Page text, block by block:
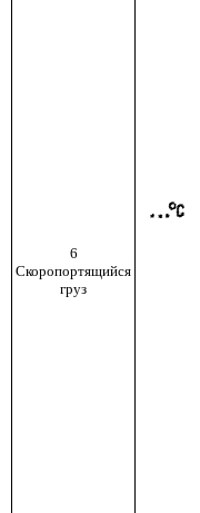
6
Скоропортящийся
груз